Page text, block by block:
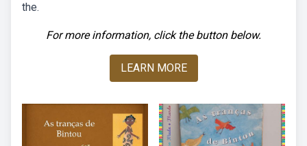
the.
For more information, click the button below.
LEARN MORE